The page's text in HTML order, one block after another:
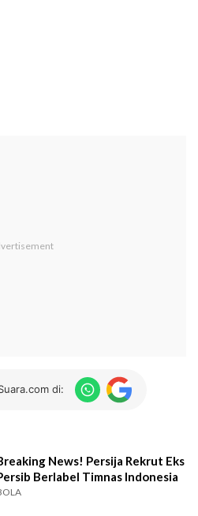
di:
News! Persija Rekrut Eks
Berlabel Timnas Indonesia